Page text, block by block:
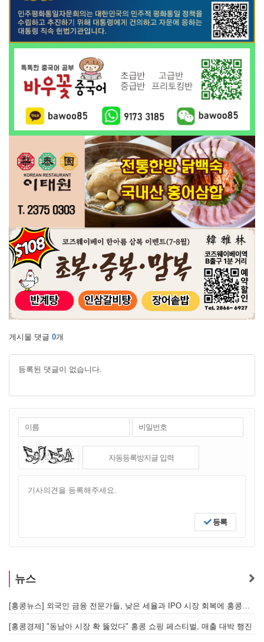
게시물 댓글 0개
등록된 댓글이 없습니다.
등록
뉴스
[홍콩뉴스] 외국인 금융 전문가들, 낮은 세율과 IPO 시장 회복에 홍콩으로 '대거 복귀'
[홍콩경제] "동남아 시장 확 뚫었다" 홍콩 쇼핑 페스티벌, 매출 대박 행진